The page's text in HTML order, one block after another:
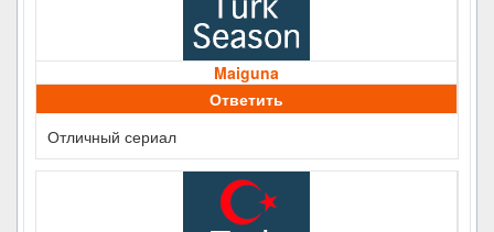
Maiguna
Ответить
Отличный сериал